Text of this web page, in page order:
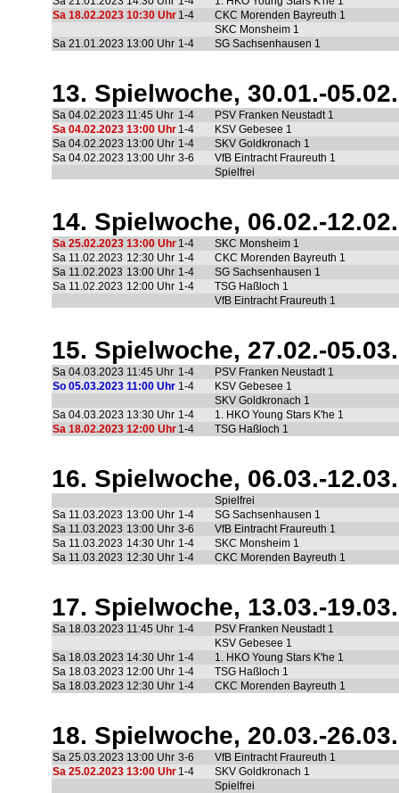
Sa 18.02.2023 10:30 Uhr 1-4
CKC Morenden Bayreuth 1
SKC Monsheim 1
Sa 21.01.2023 13:00 Uhr 1-4 SG Sachsenhausen 1
13. Spielwoche, 30.01.-
Sa 04.02.2023 11:45 Uhr 1-4
PSV Franken Neustadt 1
Sa 04.02.2023 13:00 Uhr 1-4
KSV Gebesee 1
Sa 04.02.2023 13:00 Uhr 1-4
SKV Goldkronach 1
Sa 04.02.2023 13:00 Uhr 3-6
VfB Eintracht Fraureuth 1
Spielfrei
14. Spielwoche, 06.02.-
Sa 25.02.2023 13:00 Uhr 1-4
SKC Monsheim 1
Sa 11.02.2023 12:30 Uhr 1-4
CKC Morenden Bayreuth 1
Sa 11.02.2023 13:00 Uhr 1-4
SG Sachsenhausen 1
Sa 11.02.2023 12:00 Uhr 1-4
TSG Haßloch 1
VfB Eintracht Fraureuth 1
15. Spielwoche, 27.02.-
Sa 04.03.2023 11:45 Uhr 1-4
PSV Franken Neustadt 1
So 05.03.2023 11:00 Uhr 1-4
KSV Gebesee 1
SKV Goldkronach 1
Sa 04.03.2023 13:30 Uhr 1-4
1. HKO Young Stars K'he 1
Sa 18.02.2023 12:00 Uhr 1-4 TSG Haßloch 1
16. Spielwoche, 06.03.-
Spielfrei
Sa 11.03.2023 13:00 Uhr 1-4
SG Sachsenhausen 1
Sa 11.03.2023 13:00 Uhr 3-6
VfB Eintracht Fraureuth 1
Sa 11.03.2023 14:30 Uhr 1-4
SKC Monsheim 1
Sa 11.03.2023 12:30 Uhr 1-4 CKC Morenden Bayreuth 1
17. Spielwoche, 13.03.-
Sa 18.03.2023 11:45 Uhr 1-4
PSV Franken Neustadt 1
KSV Gebesee 1
Sa 18.03.2023 14:30 Uhr 1-4
1. HKO Young Stars K'he 1
Sa 18.03.2023 12:00 Uhr 1-4
TSG Haßloch 1
Sa 18.03.2023 12:30 Uhr 1-4 CKC Morenden Bayreuth 1
18. Spielwoche, 20.03.-
Sa 25.03.2023 13:00 Uhr 3-6
VfB Eintracht Fraureuth 1
Sa 25.02.2023 13:00 Uhr 1-4
SKV Goldkronach 1
Spielfrei